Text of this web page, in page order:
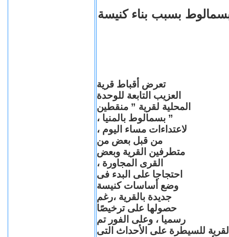
بسبب بناء كنيسة
تعرض أقباط قرية
العزيب التابعة للوحدة
المحلية لقرية ” منقطين
” بسمالوط بالمنيا ،
لاعتداءات مساء اليوم ،
من قبل بعض من
متطرفين القرية وبعض
القرى المجاورة ،
احتجاجا على البدء فى
وضع أساسات كنيسة
جديدة بالقرية ،رغم
حصولها على ترخيصًا
رسميا ، وعلى الفور تم
للسيطرة على الأحداث التى